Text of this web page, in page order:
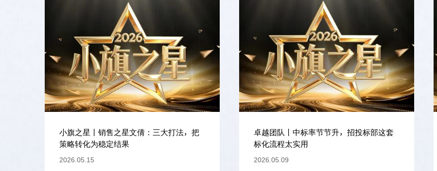
小旗之星丨销售之星文倩：三大打法，把
策略转化为稳定结果
2026.05.15
卓越团队丨中标率节节升，招投标部这套
标化流程太实用
2026.05.09